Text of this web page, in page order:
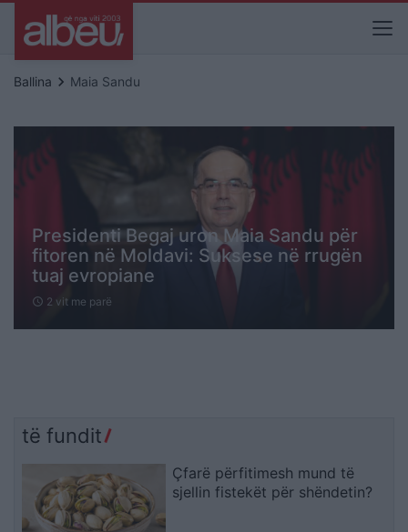
Ballina keyboard_arrow_right Maia Sandu
Presidenti Begaj uron Maia Sandu për
fitoren në Moldavi: Suksese në rrugën
tuaj evropiane
schedule 2 vit me parë
të fundit
Çfarë përfitimesh mund të
sjellin fistekët për shëndetin?